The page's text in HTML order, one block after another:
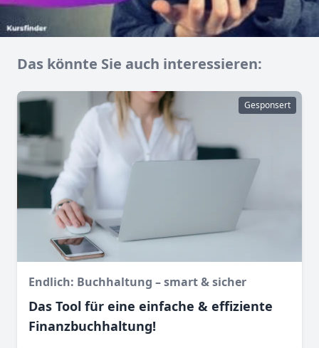
Das könnte Sie auch interessieren:
Gesponsert
Endlich: Buchhaltung – smart & sicher
Das Tool für eine einfache & effiziente
Finanz­buchhaltung!